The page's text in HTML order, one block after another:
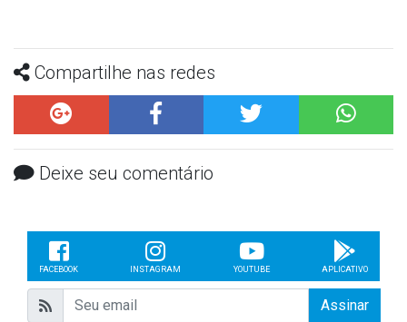
Compartilhe nas redes
Deixe seu comentário
FACEBOOK INSTAGRAM YOUTUBE APLICATIVO
Assinar